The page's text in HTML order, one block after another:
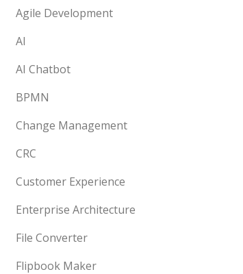
Agile Development
AI
AI Chatbot
BPMN
Change Management
CRC
Customer Experience
Enterprise Architecture
File Converter
Flipbook Maker